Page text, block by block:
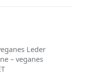
Leder
– veganes